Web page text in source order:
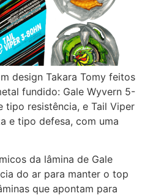
design Takara Tomy feitos
fundido: Gale Wyvern 5-
tipo resistência, e Tail Viper
e tipo defesa, com uma
da lâmina de Gale
do ar para manter o top
que apontam para